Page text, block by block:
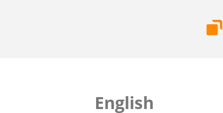
English